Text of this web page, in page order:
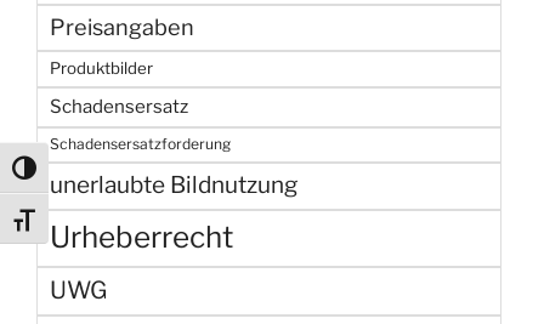
Umschalten auf hohe Kontraste
Schrift vergrößern
Preisangaben
Produktbilder
Schadensersatz
Schadensersatzforderung
unerlaubte Bildnutzung
Urheberrecht
UWG